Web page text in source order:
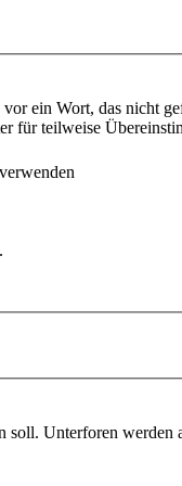
vor ein Wort, das nicht
für teilweise
soll. Unterforen